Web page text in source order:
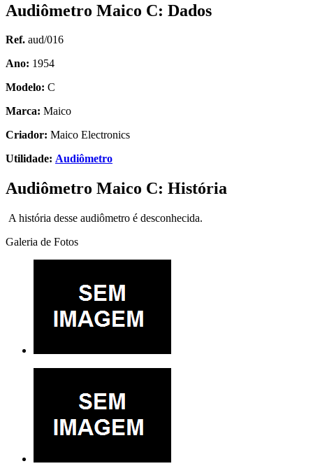
Audiômetro Maico C: Dados
Ref. aud/016
Ano: 1954
Modelo: C
Marca: Maico
Criador: Maico Electronics
Utilidade: Audiômetro
Audiômetro Maico C: História
A história desse audiômetro é desconhecida.
Galeria de Fotos